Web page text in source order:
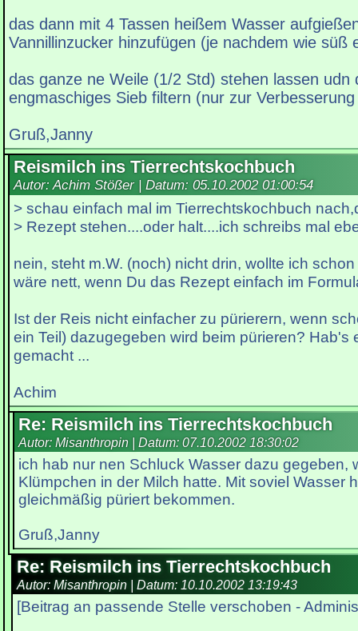
das dann mit 4 Tassen heißem Wasser
Vannillinzucker hinzufügen (je nachdem wie süß
das ganze ne Weile (1/2 Std) stehen lassen udn
engmaschiges Sieb filtern (nur zur
Gruß,Janny
Reismilch ins Tierrechtskochbuch
Autor: Achim Stößer | Datum: 05.10.2002 01:00:54
> schau einfach mal im Tierrechtskochbuch
> Rezept stehen....oder halt....ich schreibs mal
nein, steht m.W. (noch) nicht drin, wollte ich
wäre nett, wenn Du das Rezept einfach im
Ist der Reis nicht einfacher zu pürierern, wenn
ein Teil) dazugegeben wird beim pürieren? Hab's
gemacht ...
Achim
Re: Reismilch ins Tierrechtskochbuch
Autor: Misanthropin | Datum: 07.10.2002 18:30:02
ich hab nur nen Schluck Wasser dazu gegeben,
Klümpchen in der Milch hatte. Mit soviel Wasser
gleichmäßig püriert bekommen.
Gruß,Janny
Re: Reismilch ins Tierrechtskochbuch
Autor: Misanthropin | Datum: 10.10.2002 13:19:43
[Beitrag an passende Stelle verschoben -